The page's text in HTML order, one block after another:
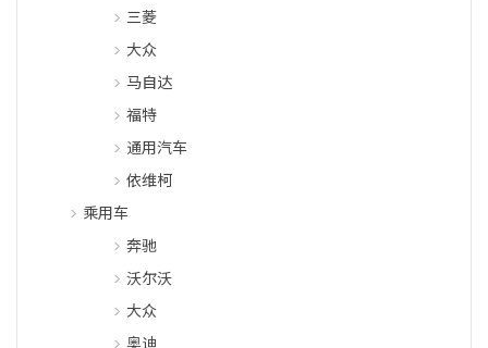
三菱
大众
马自达
福特
通用汽车
依维柯
乘用车
奔驰
沃尔沃
大众
奥迪